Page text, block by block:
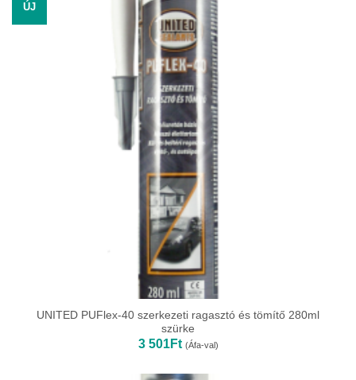
ÚJ
UNITED PUFlex-40 szerkezeti ragasztó és tömítő 280ml
szürke
3 501Ft (Áfa-val)